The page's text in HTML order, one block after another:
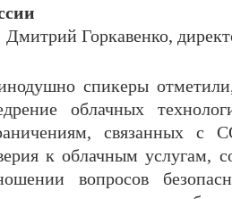
Горкавенко,
спикеры
облачных
связанных с
к облачным услугам,
вопросов